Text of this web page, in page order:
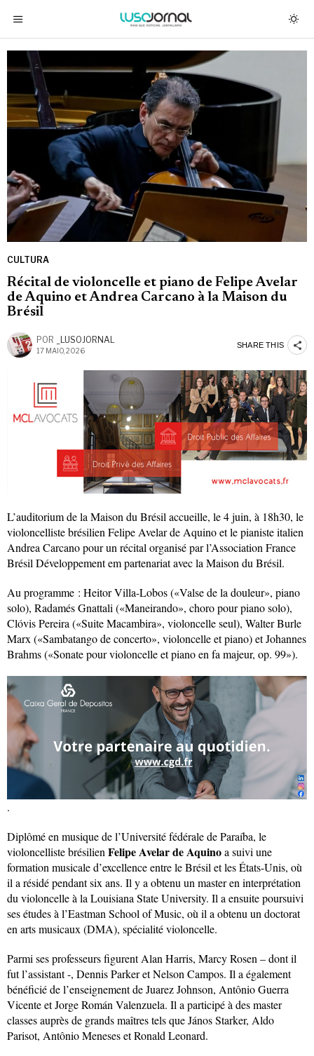
CULTURA
Récital de violoncelle et piano de Felipe Avelar
de Aquino et Andrea Carcano à la Maison du
Brésil
POR _LUSOJORNAL
17 MAIO, 2026
SHARE THIS
L’auditorium de la Maison du Brésil accueille, le 4 juin, à 18h30, le
violoncelliste brésilien Felipe Avelar de Aquino et le pianiste italien
Andrea Carcano pour un récital organisé par l’Association France
Brésil Développement em partenariat avec la Maison du Brésil.
Au programme : Heitor Villa-Lobos («Valse de la douleur», piano
solo), Radamés Gnattali («Maneirando», choro pour piano solo),
Clóvis Pereira («Suite Macambira», violoncelle seul), Walter Burle
Marx («Sambatango de concerto», violoncelle et piano) et Johannes
Brahms («Sonate pour violoncelle et piano en fa majeur, op. 99»).
.
Diplômé en musique de l’Université fédérale de Paraíba, le
violoncelliste brésilien Felipe Avelar de Aquinoa suivi une
formation musicale d’excellence entre le Brésil et les États-Unis, où
il a résidé pendant six ans. Il y a obtenu un master en interprétation
du violoncelle à la Louisiana State University. Il a ensuite poursuivi
ses études à l’Eastman School of Music, où il a obtenu un doctorat
en arts musicaux (DMA), spécialité violoncelle.
Parmi ses professeurs figurent Alan Harris, Marcy Rosen – dont il
fut l’assistant -, Dennis Parker et Nelson Campos. Il a également
bénéficié de l’enseignement de Juarez Johnson, Antônio Guerra
Vicente et Jorge Román Valenzuela. Il a participé à des master
classes auprès de grands maîtres tels que János Starker, Aldo
Parisot, Antônio Meneses et Ronald Leonard.